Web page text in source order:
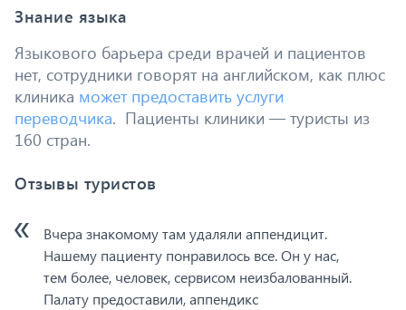
Знание языка
Языкового барьера среди врачей и пациентов
нет, сотрудники говорят на английском, как плюс
клиника может предоставить услуги
переводчика. Пациенты клиники — туристы из
160 стран.
Отзывы туристов
Вчера знакомому там удаляли аппендицит.
Нашему пациенту понравилось все. Он у нас,
тем более, человек, сервисом неизбалованный.
Палату предоставили, аппендикс